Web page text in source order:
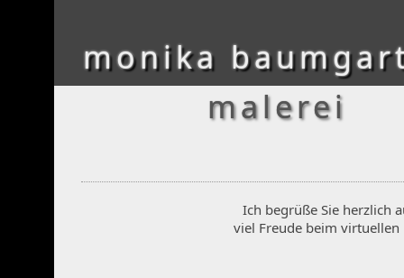
monika
malerei
Ich begrüße Sie herzlich
viel Freude beim